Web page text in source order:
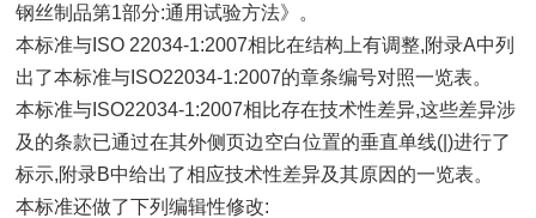
钢丝制品第1部分:通用试验方法》。
本标准与ISO 22034-1:2007相比在结构上有调整,附录A中列
出了本标准与ISO22034-1:2007的章条编号对照一览表。
本标准与ISO22034-1:2007相比存在技术性差异,这些差异涉
及的条款已通过在其外侧页边空白位置的垂直单线(|)进行了
标示,附录B中给出了相应技术性差异及其原因的一览表。
本标准还做了下列编辑性修改: